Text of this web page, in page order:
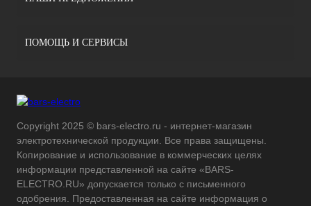
ПОМОЩЬ И СЕРВИСЫ
Copyright 2025 © bars-electro.ru - интернет-магазин
электротехнической продукции. Все права защищены.
Копирование и использование в коммерческих целях
информации представленной на сайте «BARS-
ELECTRO.RU» допускается только с письменного
одобрения. Предоставленная на сайте информация о